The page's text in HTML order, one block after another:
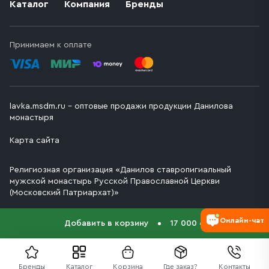
Бренды Каталог Корзина Где заказ? Контакты
Добавить в корзину 17 000 ₽
Каталог Компания Бренды
Принимаем к оплате
lavka.msdm.ru – оптовые продажи продукции Данилова
монастыря
Карта сайта
Религиозная организация «Данилов ставропигиальный
мужской монастырь Русской Православной Церкви
(Московский Патриархат)»
Онлайн-чат